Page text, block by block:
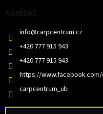
Kontakt
info@carpcentrum.cz
+420 777 915 943
+420 777 915 943
https://
carpcentrum_ub